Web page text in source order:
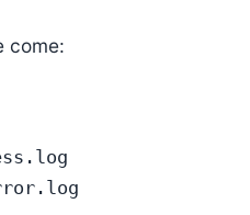
come: